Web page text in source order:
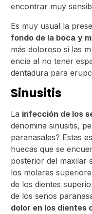
encontrar muy
Es muy usual la
fondo de la boca y
más doloroso si las
encía al no tener
dentadura para
Sinusitis
La infección de los
denomina sinusitis,
paranasales? Estas
huecas que se
posterior del maxilar
los molares
de los dientes
de los senos
dolor en los dientes